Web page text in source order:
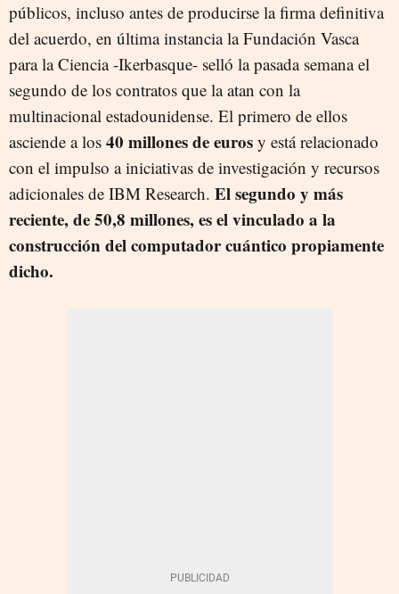
públicos, incluso antes de producirse la firma definitiva
del acuerdo, en última instancia la Fundación Vasca
para la Ciencia -Ikerbasque- selló la pasada semana el
segundo de los contratos que la atan con la
multinacional estadounidense. El primero de ellos
asciende a los 40 millones de euros y está relacionado
con el impulso a iniciativas de investigación y recursos
adicionales de IBM Research. El segundo y más
reciente, de 50,8 millones, es el vinculado a la
construcción del computador cuántico propiamente
dicho.